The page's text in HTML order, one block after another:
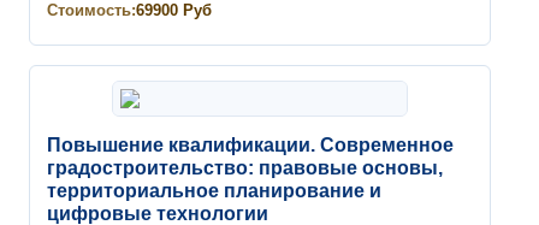
Стоимость:69900 Руб
Повышение квалификации. Современное
градостроительство: правовые основы,
территориальное планирование и
цифровые технологии